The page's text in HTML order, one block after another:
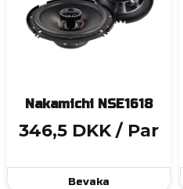
Nakamichi NSE1618
346,5 DKK / Par
Bevaka